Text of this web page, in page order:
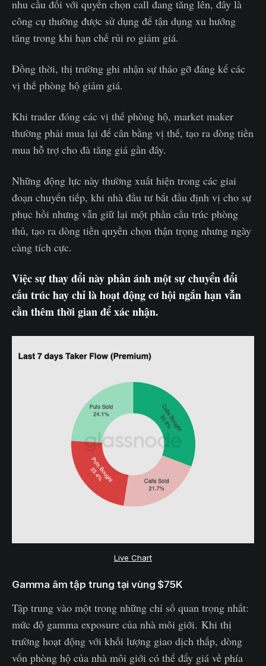
nhu cầu đối với quyền chọn call đang tăng lên, đây là
công cụ thường được sử dụng để tận dụng xu hướng
tăng trong khi hạn chế rủi ro giảm giá.
Đồng thời, thị trường ghi nhận sự tháo gỡ đáng kể các
vị thế phòng hộ giảm giá.
Khi trader đóng các vị thế phòng hộ, market maker
thường phải mua lại để cân bằng vị thế, tạo ra dòng tiền
mua hỗ trợ cho đà tăng giá gần đây.
Những động lực này thường xuất hiện trong các giai
đoạn chuyển tiếp, khi nhà đầu tư bắt đầu định vị cho sự
phục hồi nhưng vẫn giữ lại một phần cấu trúc phòng
thủ, tạo ra dòng tiền quyền chọn thận trọng nhưng ngày
càng tích cực.
Việc sự thay đổi này phản ánh một sự chuyển đổi
cấu trúc hay chỉ là hoạt động cơ hội ngắn hạn vẫn
cần thêm thời gian để xác nhận.
Live Chart
Gamma âm tập trung tại vùng $75K
Tập trung vào một trong những chỉ số quan trọng nhất:
mức độ gamma exposure của nhà môi giới. Khi thị
trường hoạt động với khối lượng giao dịch thấp, dòng
vốn phòng hộ của nhà môi giới có thể đẩy giá về phía